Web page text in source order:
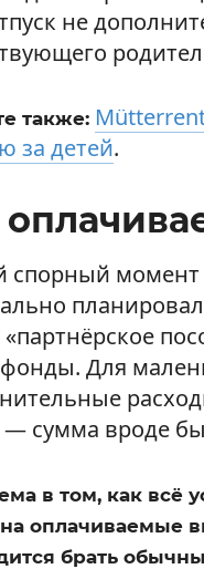
не
также:
за детей.
спорный момент
фонды. Для
— сумма вроде
в том, как всё
оплачиваемые
брать